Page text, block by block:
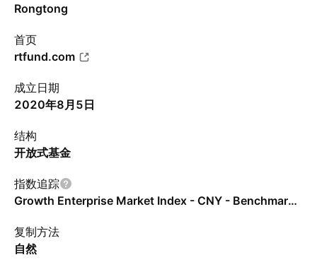
Rongtong
首页
rtfund.com
成立日期
2020年8月5日
结构
开放式基金
指数追踪
Growth Enterprise Market Index - CNY - Benchmark TR Gross
复制方法
自然